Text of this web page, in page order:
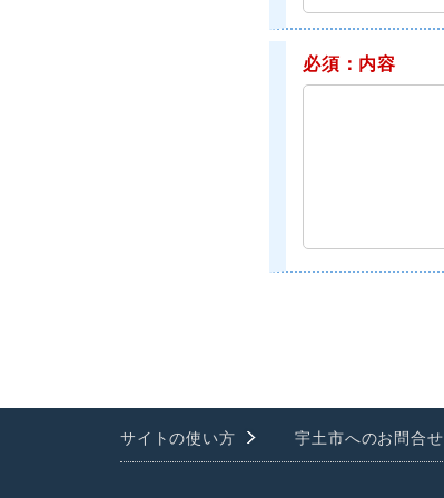
必須：内容
サイトの使い方 宇土市へのお問合せ